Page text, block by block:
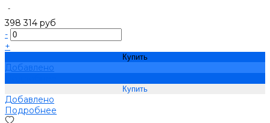
-
398 314 руб
-
+
Купить
Добавлено
Добавлено
Подробнее